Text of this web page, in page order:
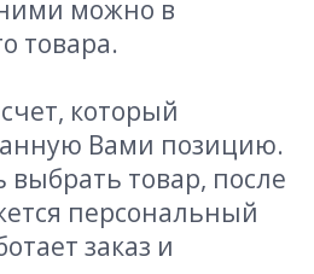
можно в
товара.
который
Вами позицию.
товар, после
персональный
заказ и